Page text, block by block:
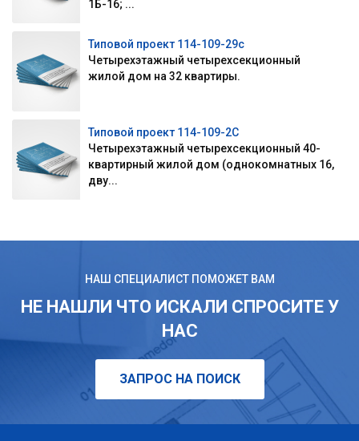
1Б-16; ...
Типовой проект 114-109-29с
Четырехэтажный четырехсекционный
жилой дом на 32 квартиры.
Типовой проект 114-109-2С
Четырехэтажный четырехсекционный 40-
квартирный жилой дом (однокомнатных 16,
дву...
НАШ СПЕЦИАЛИСТ ПОМОЖЕТ ВАМ
НЕ НАШЛИ ЧТО ИСКАЛИ СПРОСИТЕ У
НАС
ЗАПРОС НА ПОИСК